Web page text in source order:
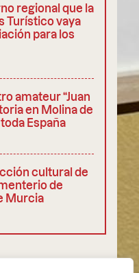
regional que la
Turístico vaya
para los
amateur “Juan
en Molina de
España
cultural de
de
Murcia